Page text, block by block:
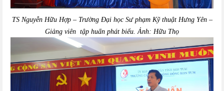
TS Nguyễn Hữu Hợp – Trường Đại học Sư phạm Kỹ thuật Hưng Yên –
Giảng viên tập huấn phát biểu. Ảnh: Hữu Thọ